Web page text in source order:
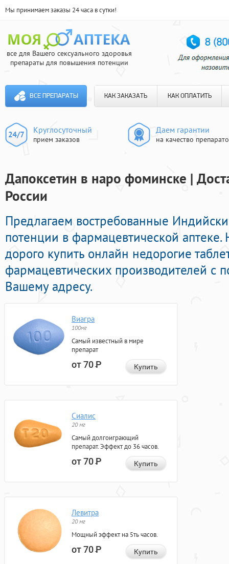
Мы принимаем заказы 24 часа в сутки!
все для Вашего сексуального здоровья
препараты для повышения потенции
ВСЕ ПРЕПАРАТЫ КАК ЗАКАЗАТЬ КАК ОПЛАТИТЬ
Круглосуточный
прием заказов
Даем гарантии
на качество
Дапоксетин в наро фоминске |
России
Предлагаем востребованные
потенции в фармацевтической
дорого купить онлайн недорогие
фармацевтических производителей с
Вашему адресу.
Виагра
100мг
Самый известный в мире
препарат
от 70Р Купить
Сиалис
20 мг
Самый долгоиграющий
препарат. Эффект до 36 часов.
от 70Р Купить
Левитра
20 мг
Мощный эффект на 5ть часов.
от 70Р Купить